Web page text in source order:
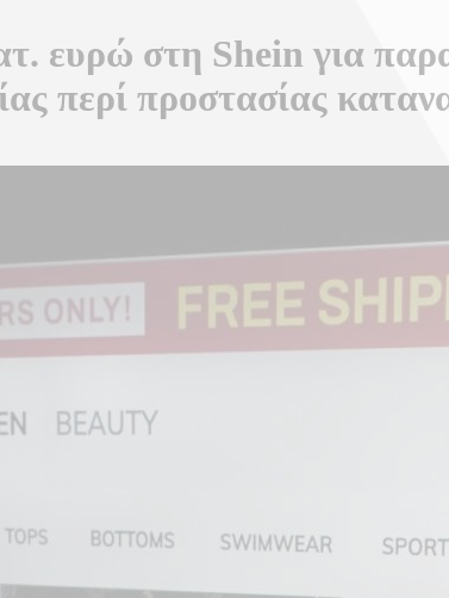
ευρώ στη Shein για
περί προστασίας